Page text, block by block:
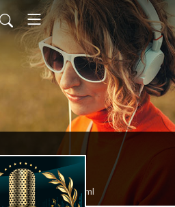
bursasodot/feed.xml